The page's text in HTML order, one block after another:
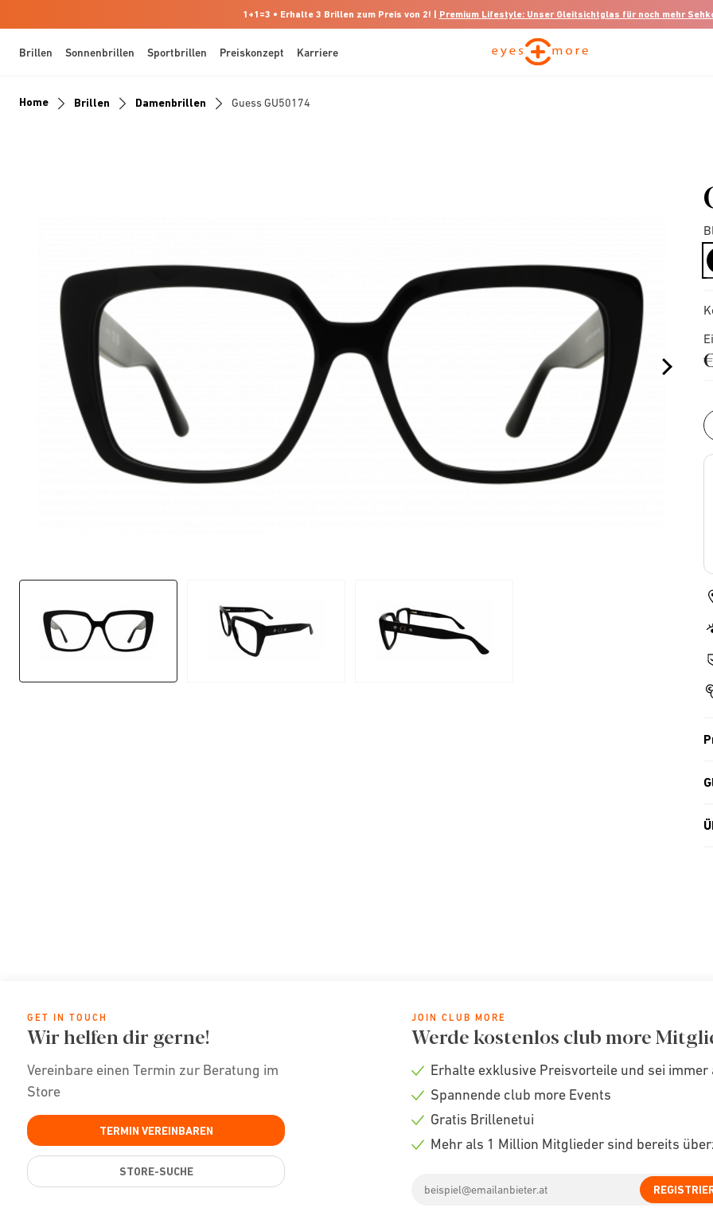
1+1=3 • Erhalte 3 Brillen zum Preis von 2! | Premium Lifestyle: Unser Gleitsichtglas für noch mehr
Brillen Sonnenbrillen Sportbrillen Preiskonzept Karriere
Home Brillen Damenbrillen Guess GU50174
GET IN TOUCH
Wir helfen dir gerne!
Vereinbare einen Termin zur Beratung im
Store
TERMIN VEREINBAREN
STORE-SUCHE
JOIN CLUB MORE
Werde kostenlos club more
Check
Erhalte exklusive Preisvorteile und sei
Check
Spannende club more Events
Check
Gratis Brillenetui
Mehr als 1 Million Mitglieder sind bereits
address